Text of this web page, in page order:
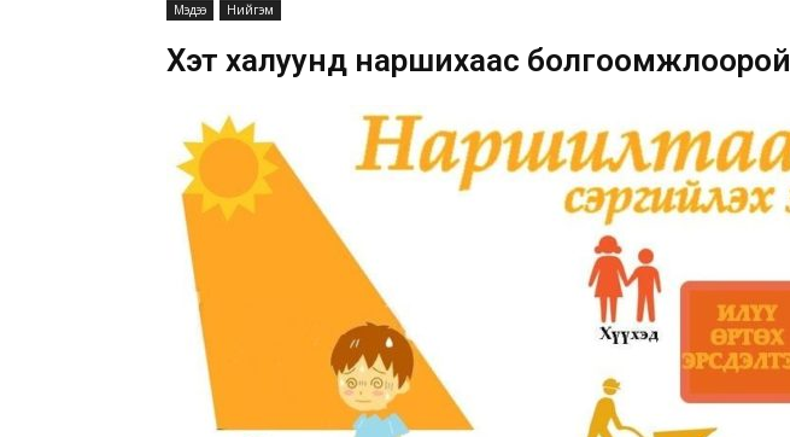
Мэдээ Нийгэм
Хэт халуунд наршихаас болгоомжлоорой